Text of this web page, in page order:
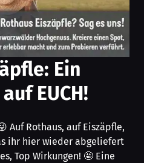
Ein
EUCH!
Auf Rothaus, auf Eiszäpfle,
ihr hier wieder abgeliefert
Top Wirkungen! 🤩 Eine